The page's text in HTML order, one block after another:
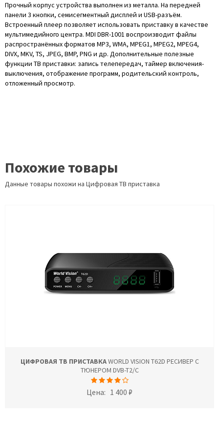
Прочный корпус устройства выполнен из металла. На передней
панели 3 кнопки, семисегментный дисплей и USB-разъём.
Встроенный плеер позволяет использовать приставку в качестве
мультимедийного центра. MDI DBR-1001 воспроизводит файлы
распространённых форматов MP3, WMA, MPEG1, MPEG2, MPEG4,
DIVX, MKV, TS, JPEG, BMP, PNG и др. Дополнительные полезные
функции ТВ приставки: запись телепередач, таймер включения-
выключения, отображение программ, родительский контроль,
отложенный просмотр.
Похожие товары
Данные товары похожи на Цифровая ТВ приставка
ЦИФРОВАЯ ТВ ПРИСТАВКАWORLD VISION T62D РЕСИВЕР С
ТЮНЕРОМ DVB-T2/C
Цена: 1 400 ₽